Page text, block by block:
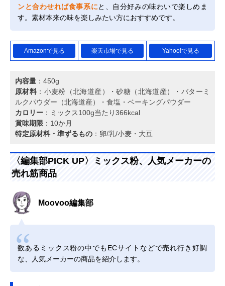
ンと合わせれば食事系にと、自分好みの味わいで楽しめま
す。素材本来の味を楽しみたい方におすすめです。
Amazonで見る 楽天市場で見る Yahoo!で見る
内容量 ：450g
原材料 ：小麦粉（北海道産）・砂糖（北海道産）・バターミ
ルクパウダー（北海道産）・食塩・ベーキングパウダー
カロリー ：ミックス100g当たり366kcal
賞味期限 ：10か月
特定原材料・準ずるもの ：卵/乳/小麦・大豆
〈編集部PICK UP〉ミックス粉、人気メーカーの
売れ筋商品
Moovoo編集部
数あるミックス粉の中でもECサイトなどで売れ行き好調
な、人気メーカーの商品を紹介します。